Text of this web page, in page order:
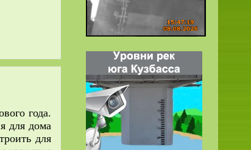
года.
для дома
для